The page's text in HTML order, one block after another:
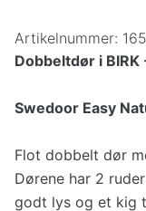
Artikelnummer:
Dobbeltdør i
Swedoor Easy
Flot dobbelt dør
Dørene har 2
godt lys og et kig